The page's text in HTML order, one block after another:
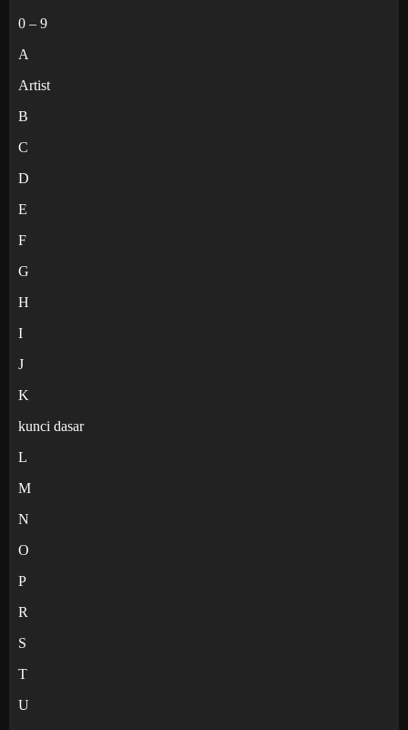
0 – 9
A
Artist
B
C
D
E
F
G
H
I
J
K
kunci dasar
L
M
N
O
P
R
S
T
U